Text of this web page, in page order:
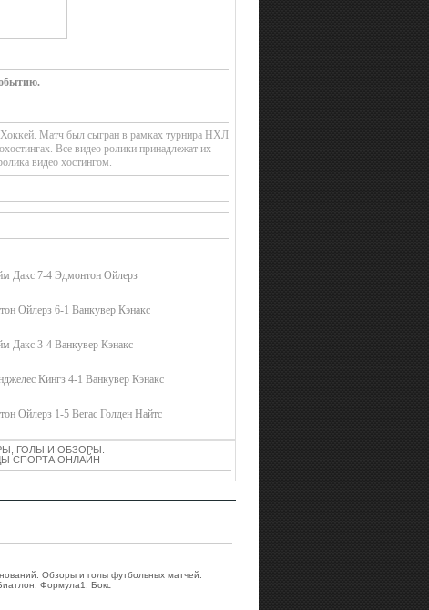
Матч был сыгран в рамках турнира НХЛ
Все видео ролики принадлежат их
видео хостингом.
Дакс 7-4 Эдмонтон Ойлерз
Ойлерз 6-1 Ванкувер Кэнакс
Дакс 3-4 Ванкувер Кэнакс
Кингз 4-1 Ванкувер Кэнакс
Ойлерз 1-5 Вегас Голден Найтс
ГОЛЫ И ОБЗОРЫ.
СПОРТА ОНЛАЙН
Обзоры и голы футбольных матчей.
Формула1, Бокс